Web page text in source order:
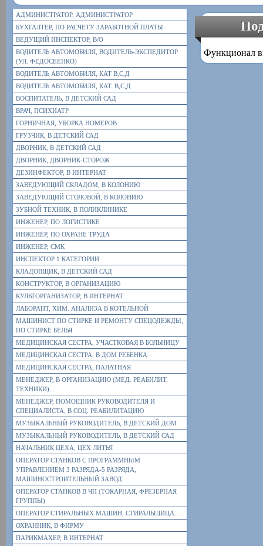
АДМИНИСТРАТОР, АДМИНИСТРАТОР
БУХГАЛТЕР, ПО РАСЧЕТУ ЗАРАБОТНОЙ ПЛАТЫ
ВЕДУЩИЙ ИНСПЕКТОР, В/О
ВОДИТЕЛЬ АВТОМОБИЛЯ, ВОДИТЕЛЬ-ЭКСПЕДИТОР
(УЛ. ФЕДОСЕЕНКО)
ВОДИТЕЛЬ АВТОМОБИЛЯ, КАТ В,С,Д
ВОДИТЕЛЬ АВТОМОБИЛЯ, КАТ. В,С,Д
ВОСПИТАТЕЛЬ, В ДЕТСКИЙ САД
ВРАЧ, ПСИХИАТР
ГОРНИЧНАЯ, УБОРКА НОМЕРОВ
ГРУЗЧИК, В ДЕТСКИЙ САД
ДВОРНИК, В ДЕТСКИЙ САД
ДВОРНИК, ДВОРНИК-СТОРОЖ
ДЕЗИНФЕКТОР, В ИНТЕРНАТ
ЗАВЕДУЮЩИЙ СКЛАДОМ, В КОЛОНИЮ
ЗАВЕДУЮЩИЙ СТОЛОВОЙ, В КОЛОНИЮ
ЗУБНОЙ ТЕХНИК, В ПОЛИКЛИНИКЕ
ИНЖЕНЕР, ПО ЛОГИСТИКЕ
ИНЖЕНЕР, ПО ОХРАНЕ ТРУДА
ИНЖЕНЕР, СМК
ИНСПЕКТОР 1 КАТЕГОРИИ
КЛАДОВЩИК, В ДЕТСКИЙ САД
КОНСТРУКТОР, В ОРГАНИЗАЦИЮ
КУЛЬТОРГАНИЗАТОР, В ИНТЕРНАТ
ЛАБОРАНТ, ХИМ. АНАЛИЗА В КОТЕЛЬНОЙ
МАШИНИСТ ПО СТИРКЕ И РЕМОНТУ СПЕЦОДЕЖДЫ,
ПО СТИРКЕ БЕЛЬЯ
МЕДИЦИНСКАЯ СЕСТРА, УЧАСТКОВАЯ В БОЛЬНИЦУ
МЕДИЦИНСКАЯ СЕСТРА, В ДОМ РЕБЕНКА
МЕДИЦИНСКАЯ СЕСТРА, ПАЛАТНАЯ
МЕНЕДЖЕР, В ОРГАНИЗАЦИЮ (МЕД. РЕАБИЛИТ.
ТЕХНИКИ)
МЕНЕДЖЕР, ПОМОЩНИК РУКОВОДИТЕЛЯ И
СПЕЦИАЛИСТА, В СОЦ. РЕАБИЛИТАЦИЮ
МУЗЫКАЛЬНЫЙ РУКОВОДИТЕЛЬ, В ДЕТСКИЙ ДОМ
МУЗЫКАЛЬНЫЙ РУКОВОДИТЕЛЬ, В ДЕТСКИЙ САД
НАЧАЛЬНИК ЦЕХА, ЦЕХ ЛИТЬЯ
ОПЕРАТОР СТАНКОВ С ПРОГРАММНЫМ
УПРАВЛЕНИЕМ 3 РАЗРЯДА-5 РАЗРЯДА,
МАШИНОСТРОИТЕЛЬНЫЙ ЗАВОД
ОПЕРАТОР СТАНКОВ В ЧП (ТОКАРНАЯ, ФРЕЗЕРНАЯ
ГРУППЫ)
ОПЕРАТОР СТИРАЛЬНЫХ МАШИН, СТИРАЛЬЩИЦА.
ОХРАННИК, В ФИРМУ
ПАРИКМАХЕР, В ИНТЕРНАТ
Функционал